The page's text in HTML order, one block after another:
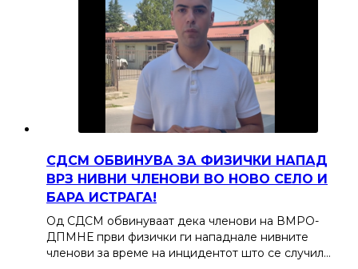
СДСМ ОБВИНУВА ЗА ФИЗИЧКИ НАПАД
ВРЗ НИВНИ ЧЛЕНОВИ ВО НОВО СЕЛО И
БАРА ИСТРАГА!
Од СДСМ обвинуваат дека членови на ВМРО-
ДПМНЕ први физички ги нападнале нивните
членови за време на инцидентот што се случил…